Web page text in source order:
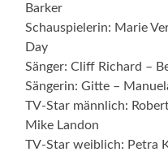
Barker
Schauspielerin: Marie
Day
Sänger: Cliff Richard –
Sängerin: Gitte –
TV-Star männlich:
Mike Landon
TV-Star weiblich: Petra